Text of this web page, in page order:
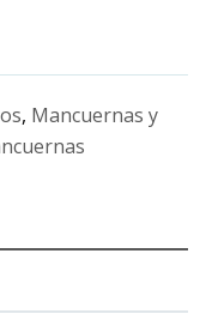
, Mancuernas y